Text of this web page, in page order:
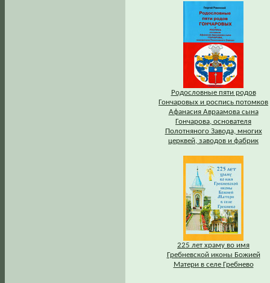
Родословные пяти родов
Гончаровых и роспись потомков
Афанасия Авраамова сына
Гончарова, основателя
Полотняного Завода, многих
церквей, заводов и фабрик
225 лет храму во имя
Гребневской иконы Божией
Матери в селе Гребнево